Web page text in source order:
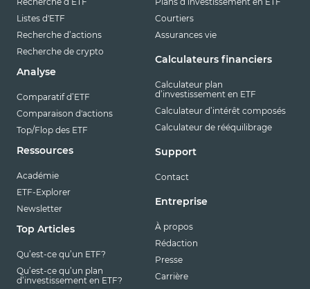
Listes d'ETF
Recherche d’actions
Recherche de crypto
Analyse
Comparatif d’ETF
Comparaison d'actions
Top/Flop des ETF
Ressources
Académie
ETF-Explorer
Newsletter
Top Articles
Qu’est-ce qu’un ETF?
Qu’est-ce qu’un plan
d’investissement en ETF?
Courtiers
Assurances vie
Calculateurs financiers
Calculateur plan
d’investissement en ETF
Calculateur d’intérêt composés
Calculateur de rééquilibrage
Support
Contact
Entreprise
À propos
Rédaction
Presse
Carrière